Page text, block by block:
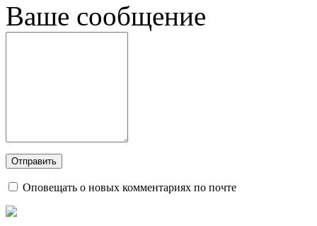
Ваше сообщение
Оповещать о новых комментариях по почте